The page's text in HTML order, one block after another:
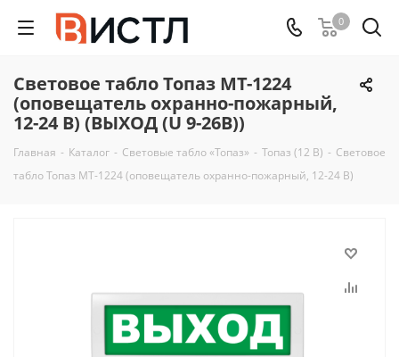
0
Световое табло Топаз МТ-1224
(оповещатель охранно-пожарный,
12-24 В) (ВЫХОД (U 9-26В))
Главная - Каталог - Световые табло «Топаз» - Топаз (12 В) - Световое
табло Топаз МТ-1224 (оповещатель охранно-пожарный, 12-24 В)